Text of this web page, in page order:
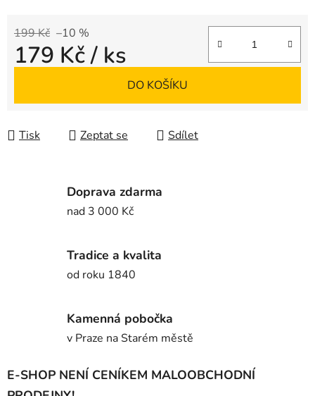
199 Kč –10 %
179 Kč/ ks
DO KOŠÍKU
Tisk Zeptat se Sdílet
Doprava zdarma
nad 3 000 Kč
Tradice a kvalita
od roku 1840
Kamenná pobočka
v Praze na Starém městě
E-SHOP NENÍ CENÍKEM MALOOBCHODNÍ